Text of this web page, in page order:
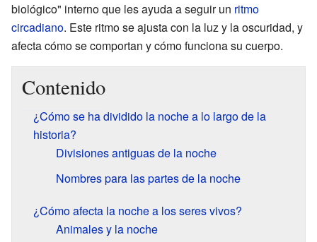
biológico" interno que les ayuda a seguir un ritmo
circadiano. Este ritmo se ajusta con la luz y la oscuridad, y
afecta cómo se comportan y cómo funciona su cuerpo.
Contenido
¿Cómo se ha dividido la noche a lo largo de la
historia?
Divisiones antiguas de la noche
Nombres para las partes de la noche
¿Cómo afecta la noche a los seres vivos?
Animales y la noche